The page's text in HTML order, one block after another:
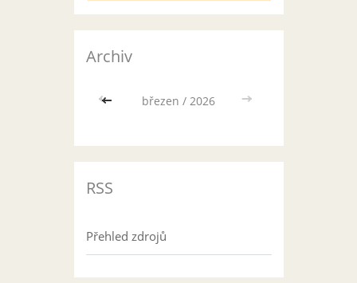
Archiv
<< březen / 2026 >>
RSS
Přehled zdrojů